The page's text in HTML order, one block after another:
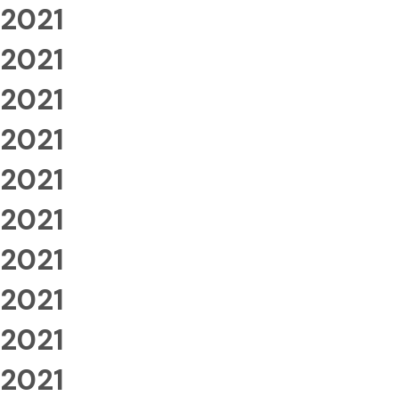
2021
2021
2021
2021
2021
2021
2021
2021
2021
2021